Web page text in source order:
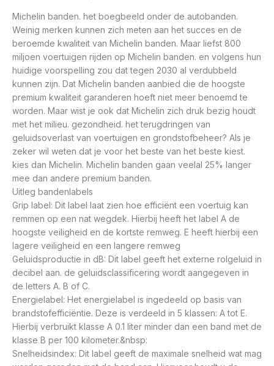
Michelin banden. het boegbeeld onder de autobanden.
Weinig merken kunnen zich meten aan het succes en de
beroemde kwaliteit van Michelin banden. Maar liefst 800
miljoen voertuigen rijden op Michelin banden. en volgens hun
huidige voorspelling zou dat tegen 2030 al verdubbeld
kunnen zijn. Dat Michelin banden aanbied die de hoogste
premium kwaliteit garanderen hoeft niet meer benoemd te
worden. Maar wist je ook dat Michelin zich druk bezig houdt
met het milieu. gezondheid. het terugdringen van
geluidsoverlast van voertuigen en grondstofbeheer? Als je
zeker wil weten dat je voor het beste van het beste kiest.
kies dan Michelin. Michelin banden gaan veelal 25% langer
mee dan andere premium banden.
Uitleg bandenlabels
Grip label: Dit label laat zien hoe efficiënt een voertuig kan
remmen op een nat wegdek. Hierbij heeft het label A de
hoogste veiligheid en de kortste remweg. E heeft hierbij een
lagere veiligheid en een langere remweg
Geluidsproductie in dB: Dit label geeft het externe rolgeluid in
decibel aan. de geluidsclassificering wordt aangegeven in
de letters A. B of C.
Energielabel: Het energielabel is ingedeeld op basis van
brandstofefficiëntie. Deze is verdeeld in 5 klassen: A tot E.
Hierbij verbruikt klasse A 0.1 liter minder dan een band met de
klasse B per 100 kilometer.&nbsp:
Snelheidsindex: Dit label geeft de maximale snelheid wat mag